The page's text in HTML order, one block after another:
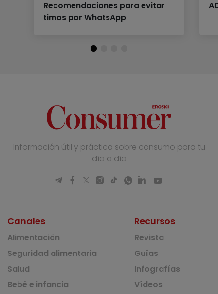
Recomendaciones para evitar
timos por WhatsApp
Información útil y práctica sobre consumo para tu
día a día
Canales
Alimentación
Seguridad alimentaria
Salud
Bebé e infancia
Recursos
Revista
Guías
Infografías
Vídeos